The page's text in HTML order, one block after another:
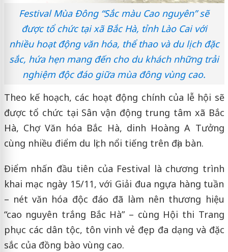
Festival Mùa Đông “Sắc màu Cao nguyên” sẽ
được tổ chức tại xã Bắc Hà, tỉnh Lào Cai với
nhiều hoạt động văn hóa, thể thao và du lịch đặc
sắc, hứa hẹn mang đến cho du khách những trải
nghiệm độc đáo giữa mùa đông vùng cao.
Theo kế hoạch, các hoạt động chính của lễ hội sẽ
được tổ chức tại Sân vận động trung tâm xã Bắc
Hà, Chợ Văn hóa Bắc Hà, dinh Hoàng A Tưởng
cùng nhiều điểm du lịch nổi tiếng trên địa bàn.
Điểm nhấn đầu tiên của Festival là chương trình
khai mạc ngày 15/11, với Giải đua ngựa hàng tuần
– nét văn hóa độc đáo đã làm nên thương hiệu
“cao nguyên trắng Bắc Hà” – cùng Hội thi Trang
phục các dân tộc, tôn vinh vẻ đẹp đa dạng và đặc
sắc của đồng bào vùng cao.